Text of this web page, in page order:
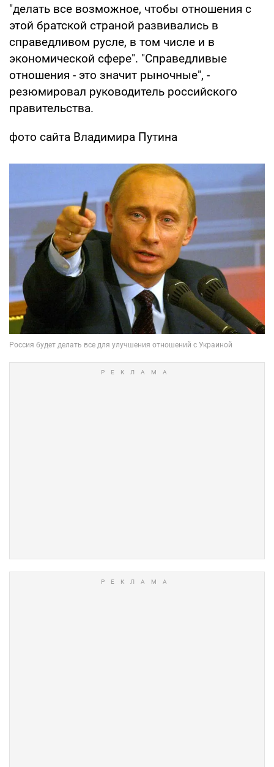
"делать все возможное, чтобы отношения с
этой братской страной развивались в
справедливом русле, в том числе и в
экономической сфере". "Справедливые
отношения - это значит рыночные", -
резюмировал руководитель российского
правительства.
фото сайта Владимира Путина